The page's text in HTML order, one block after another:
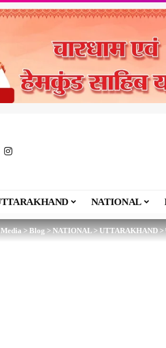
NATIONAL
>Blog>NATIONAL>UTTARAKHAND>